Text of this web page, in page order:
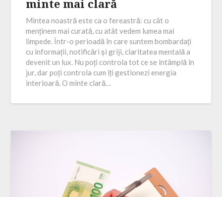
minte mai clară
Mintea noastră este ca o fereastră: cu cât o
menținem mai curată, cu atât vedem lumea mai
limpede. Într-o perioadă în care suntem bombardați
cu informații, notificări și griji, claritatea mentală a
devenit un lux. Nu poți controla tot ce se întâmplă în
jur, dar poți controla cum îți gestionezi energia
interioară. O minte clară…